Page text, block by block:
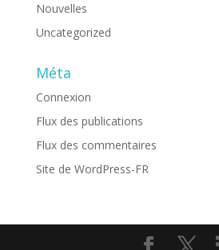
Nouvelles
Uncategorized
Méta
Connexion
Flux des publications
Flux des commentaires
Site de WordPress-FR